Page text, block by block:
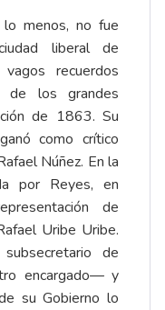
menos, no fue
liberal de
recuerdos
de los grandes
de 1863. Su
como crítico
Núñez. En la
por Reyes, en
de
Uribe Uribe.
de
encargado— y
su Gobierno lo